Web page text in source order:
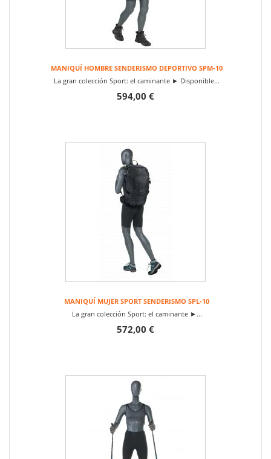
MANIQUÍ HOMBRE SENDERISMO DEPORTIVO SPM-10
La gran colección Sport: el caminante ► Disponible...
594,00 €
MANIQUÍ MUJER SPORT SENDERISMO SPL-10
La gran colección Sport: el caminante ►...
572,00 €